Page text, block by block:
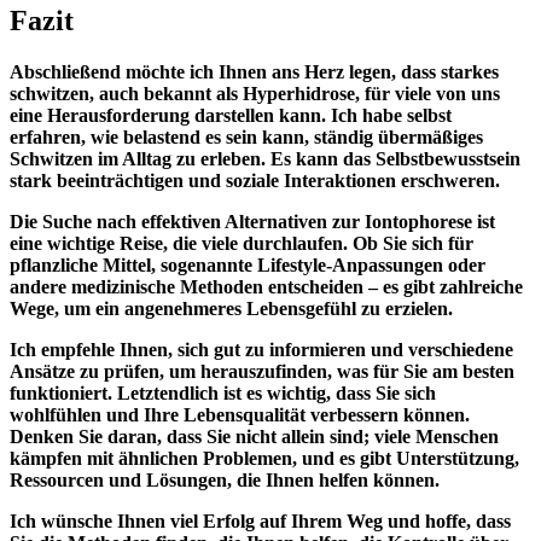
Fazit
Abschließend möchte ich Ihnen⁤ ans Herz legen, dass ⁤starkes
schwitzen, auch bekannt als ‍Hyperhidrose, für ⁤viele von uns⁢
eine Herausforderung darstellen kann. Ich habe selbst
erfahren, wie belastend es sein kann, ständig übermäßiges
Schwitzen​ im Alltag zu erleben. Es kann ⁣das Selbstbewusstsein
stark ⁢beeinträchtigen und soziale Interaktionen erschweren.
Die Suche nach effektiven Alternativen⁤ zur Iontophorese ist
eine wichtige Reise, die viele ‌durchlaufen. Ob Sie sich​ für
pflanzliche ​Mittel, sogenannte Lifestyle-Anpassungen oder
⁣andere medizinische Methoden entscheiden – es⁣ gibt zahlreiche
Wege, um ein angenehmeres Lebensgefühl zu‍ erzielen.
Ich empfehle‌ Ihnen, sich⁣ gut zu informieren​ und verschiedene
Ansätze zu prüfen, um⁤ herauszufinden, was für​ Sie am besten
funktioniert. Letztendlich ist ⁣es wichtig, dass Sie sich
wohlfühlen⁣ und Ihre ⁤Lebensqualität verbessern​ können.
Denken Sie‌ daran, dass Sie nicht allein⁢ sind; viele ⁤Menschen
kämpfen​ mit ähnlichen ⁤Problemen, und es gibt Unterstützung,
Ressourcen und Lösungen, die Ihnen ⁤helfen können.
Ich wünsche Ihnen viel Erfolg auf Ihrem ⁤Weg und hoffe, dass